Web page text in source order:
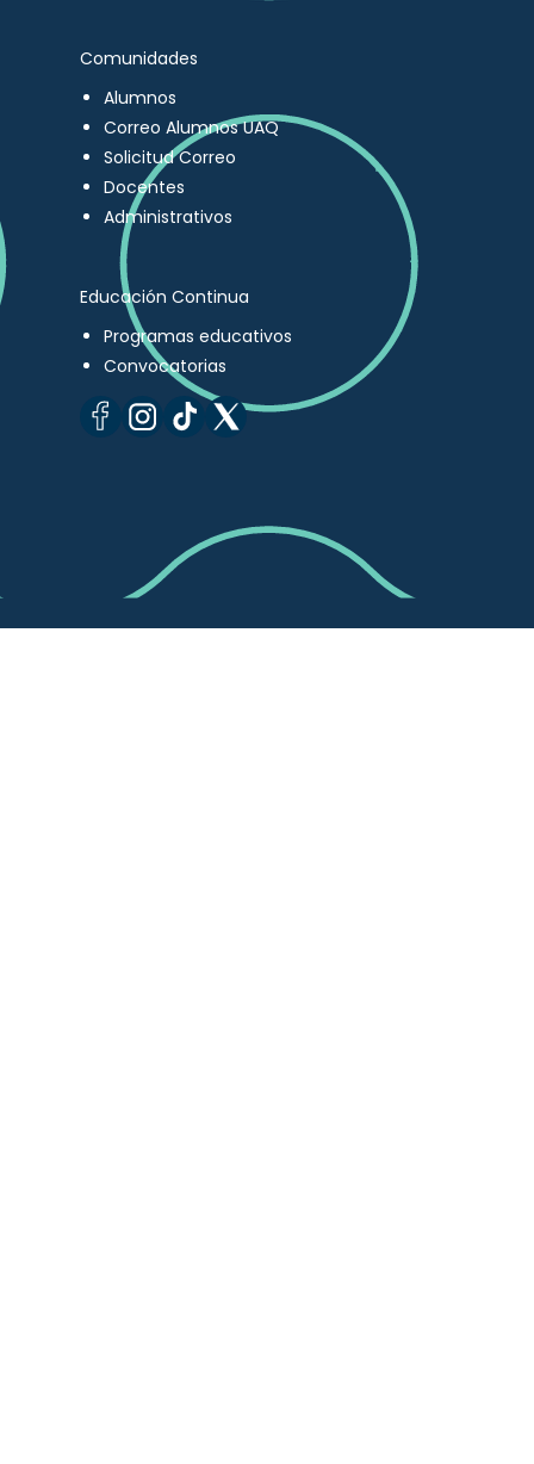
Comunidades
Alumnos
Correo Alumnos UAQ
Solicitud Correo
Docentes
Administrativos
Educación Continua
Programas educativos
Convocatorias